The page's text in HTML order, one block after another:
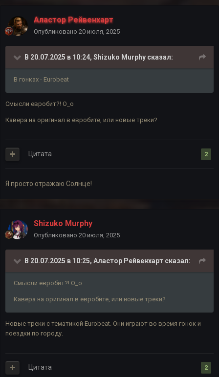
Аластор Рейвенхарт
Опубликовано 20 июля, 2025
В 20.07.2025 в 10:24, Shizuko Murphy сказал:
В гонках - Eurobeat
Смысли евробит?! О_о
Кавера на оригинал в евробите, или новые треки?
2
Цитата
Я просто отражаю Солнце!
Shizuko Murphy
Опубликовано 20 июля, 2025
В 20.07.2025 в 10:25, Аластор Рейвенхарт сказал:
Смысли евробит?! О_о
Кавера на оригинал в евробите, или новые треки?
Новые треки с тематикой Eurobeat. Они играют во время гонок и
поездки по городу.
2
Цитата